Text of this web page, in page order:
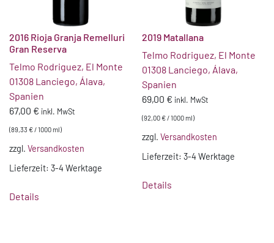
2016 Rioja Granja Remelluri
Gran Reserva
Telmo Rodriguez, El Monte
01308 Lanciego, Álava,
Spanien
67,00 € inkl. MwSt
(89,33 €/1000ml)
zzgl. Versandkosten
Lieferzeit: 3-4 Werktage
Details
2019 Matallana
Telmo Rodriguez, El Monte
01308 Lanciego, Álava,
Spanien
69,00 € inkl. MwSt
(92,00€/1000ml)
zzgl.Versandkosten
Lieferzeit:3-4 Werktage
Details